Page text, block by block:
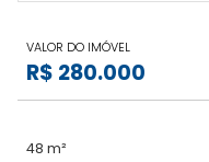
VALOR DO IMÓVEL
R$ 280.000
48 m²